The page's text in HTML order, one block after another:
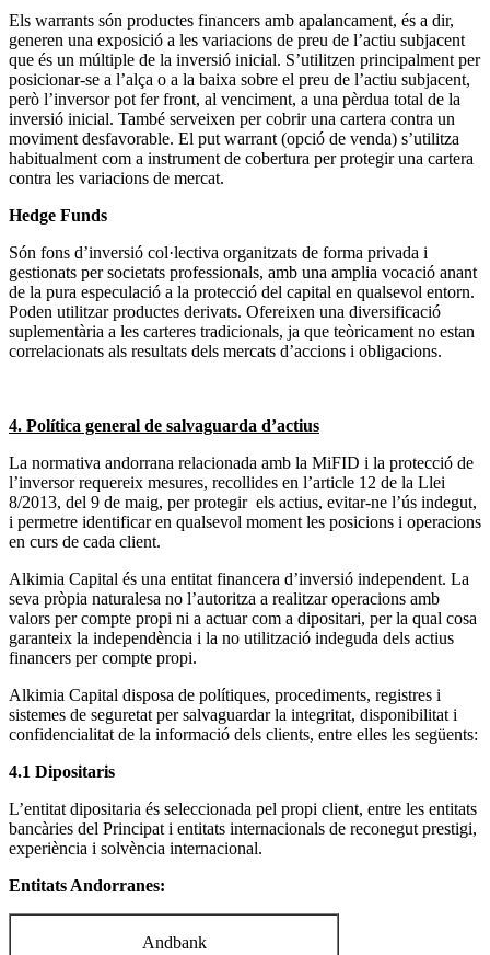
Els warrants són productes financers amb apalancament, és a dir,
generen una exposició a les variacions de preu de l’actiu subjacent
que és un múltiple de la inversió inicial. S’utilitzen principalment per
posicionar-se a l’alça o a la baixa sobre el preu de l’actiu subjacent,
però l’inversor pot fer front, al venciment, a una pèrdua total de la
inversió inicial. També serveixen per cobrir una cartera contra un
moviment desfavorable. El put warrant (opció de venda) s’utilitza
habitualment com a instrument de cobertura per protegir una cartera
contra les variacions de mercat.
Hedge Funds
Són fons d’inversió col·lectiva organitzats de forma privada i
gestionats per societats professionals, amb una amplia vocació anant
de la pura especulació a la protecció del capital en qualsevol entorn.
Poden utilitzar productes derivats. Ofereixen una diversificació
suplementària a les carteres tradicionals, ja que teòricament no estan
correlacionats als resultats dels mercats d’accions i obligacions.
4. Política general de salvaguarda d’actius
La normativa andorrana relacionada amb la MiFID i la protecció de
l’inversor requereix mesures, recollides en l’article 12 de la Llei
8/2013, del 9 de maig, per protegir els actius, evitar-ne l’ús indegut,
i permetre identificar en qualsevol moment les posicions i operacions
en curs de cada client.
Alkimia Capital és una entitat financera d’inversió independent. La
seva pròpia naturalesa no l’autoritza a realitzar operacions amb
valors per compte propi ni a actuar com a dipositari, per la qual cosa
garanteix la independència i la no utilització indeguda dels actius
financers per compte propi.
Alkimia Capital disposa de polítiques, procediments, registres i
sistemes de seguretat per salvaguardar la integritat, disponibilitat i
confidencialitat de la informació dels clients, entre elles les següents:
4.1 Dipositaris
L’entitat dipositaria és seleccionada pel propi client, entre les entitats
bancàries del Principat i entitats internacionals de reconegut prestigi,
experiència i solvència internacional.
Entitats Andorranes:
Andbank